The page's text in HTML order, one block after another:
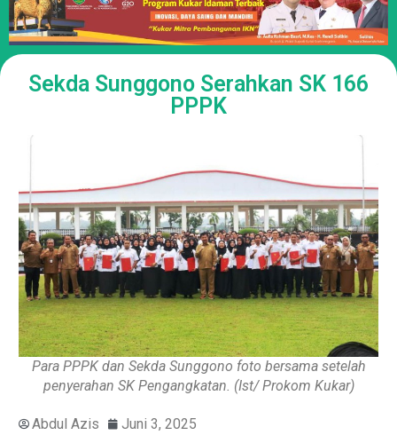
Sekda Sunggono Serahkan SK 166
PPPK
Para PPPK dan Sekda Sunggono foto bersama setelah
penyerahan SK Pengangkatan. (Ist/ Prokom Kukar)
Abdul Azis Juni 3, 2025